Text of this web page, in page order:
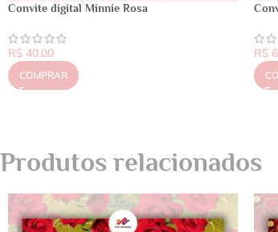
Convite digital Minnie Rosa
R$ 40,00
COMPRAR
R$
Produtos relacionados